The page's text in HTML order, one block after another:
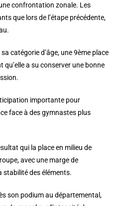
confrontation zonale. Les
que lors de l’étape précédente,
catégorie d’âge, une 9ème place
a su conserver une bonne
importante pour
face à des gymnastes plus
qui la place en milieu de
avec une marge de
stabilité des éléments.
son podium au départemental,